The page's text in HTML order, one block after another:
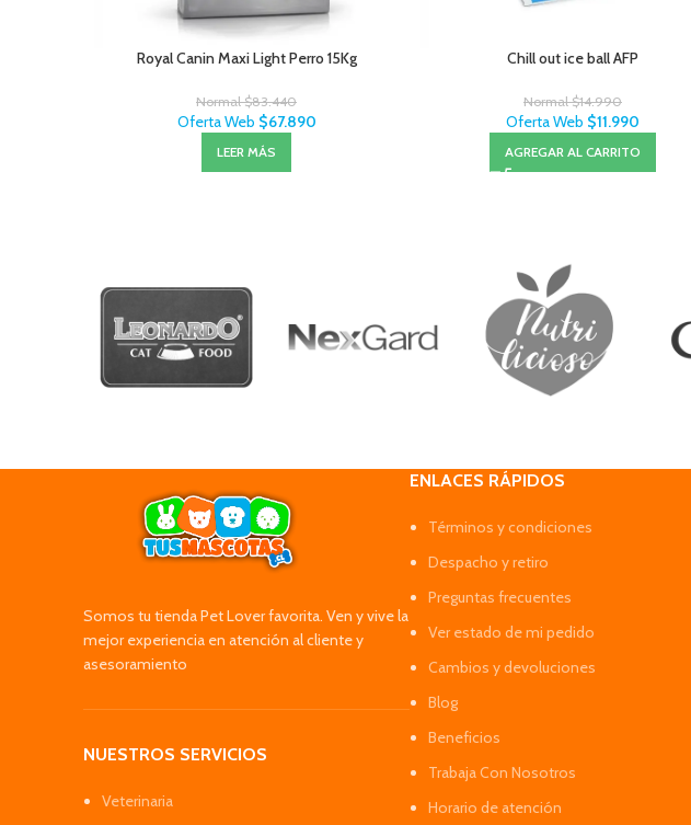
Royal Canin Maxi Light Perro 15Kg
Normal$83.440
Oferta Web $67.890
LEER MÁS
Chill out ice ball AFP
Normal$14.990
Oferta Web $11.990
AGREGAR AL CARRITO
Somos tu tienda Pet Lover favorita. Ven y vive la
mejor experiencia en atención al cliente y
asesoramiento
NUESTROS SERVICIOS
Veterinaria
ENLACES RÁPIDOS
Términos y condiciones
Despacho y retiro
Preguntas frecuentes
Ver estado de mi pedido
Cambios y devoluciones
Blog
Beneficios
Trabaja Con Nosotros
Horario de atención